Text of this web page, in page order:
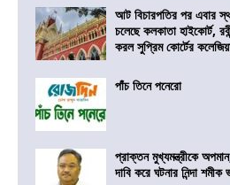
আট বিচারপতির পর এবার
চলেছে কলকাতা হাইকোর্ট,
করল সুপ্রিম কোর্টের
পাঁচ তিনে পনেরো
প্রাক্তন মুখ্যমন্ত্রীকে
দাবি করে ঘটনার নিন্দা শমীক